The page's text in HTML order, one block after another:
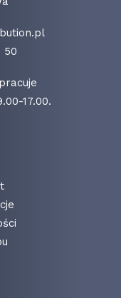
50
17.00.